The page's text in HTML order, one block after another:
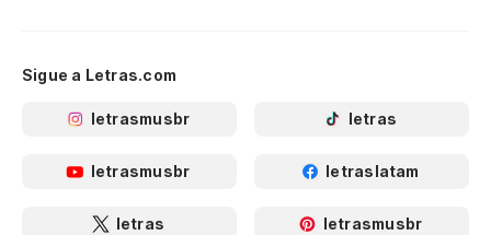
Sigue a Letras.com
letrasmusbr letras
letrasmusbr letraslatam
letras letrasmusbr